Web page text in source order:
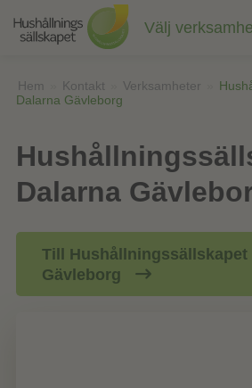
innehåll
Välj
Hem Kontakt Verksamheter
Dalarna Gävleborg
Dalarna
Till Hushållningssällskapet
Gävleborg